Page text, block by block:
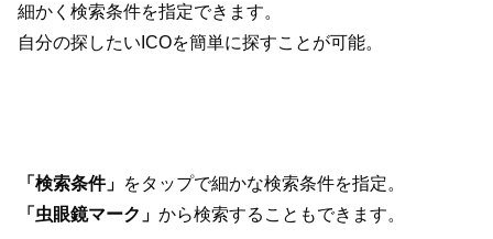
細かく検索条件を指定できます。
自分の探したいICOを簡単に探すことが可能。
「検索条件」 をタップで細かな検索条件を指定。
「虫眼鏡マーク」から検索することもできます。